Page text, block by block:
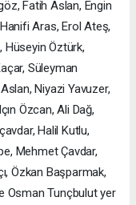
Fatih Aslan, Engin
Aras, Erol Ateş,
Hüseyin Öztürk,
Süleyman
Niyazi Yavuzer,
Özcan, Ali Dağ,
Halil Kutlu,
Mehmet Çavdar,
Özkan Başparmak,
Osman Tunçbulut yer